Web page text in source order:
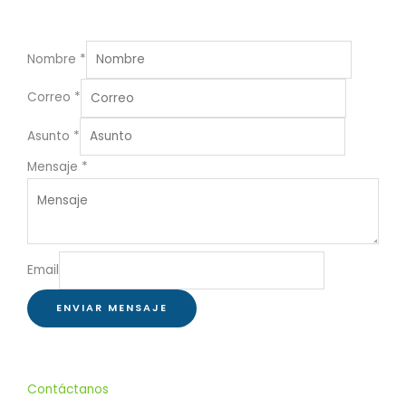
Nombre *
Correo *
Asunto *
Mensaje *
Email
ENVIAR MENSAJE
Contáctanos